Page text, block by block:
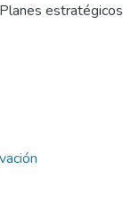
estratégicos